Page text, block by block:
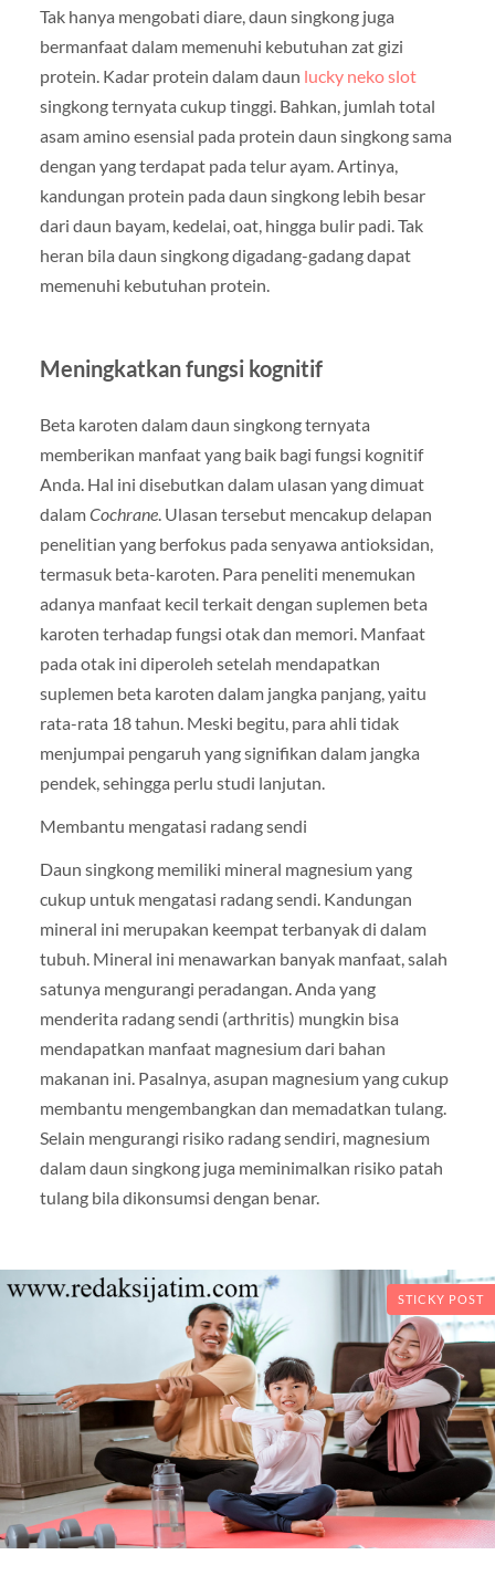
Tak hanya mengobati diare, daun singkong juga
bermanfaat dalam memenuhi kebutuhan zat gizi
protein. Kadar protein dalam daun lucky neko slot
singkong ternyata cukup tinggi. Bahkan, jumlah total
asam amino esensial pada protein daun singkong sama
dengan yang terdapat pada telur ayam. Artinya,
kandungan protein pada daun singkong lebih besar
dari daun bayam, kedelai, oat, hingga bulir padi. Tak
heran bila daun singkong digadang-gadang dapat
memenuhi kebutuhan protein.
Meningkatkan fungsi kognitif
Beta karoten dalam daun singkong ternyata
memberikan manfaat yang baik bagi fungsi kognitif
Anda. Hal ini disebutkan dalam ulasan yang dimuat
dalamCochrane. Ulasan tersebut mencakup delapan
penelitian yang berfokus pada senyawa antioksidan,
termasuk beta-karoten. Para peneliti menemukan
adanya manfaat kecil terkait dengan suplemen beta
karoten terhadap fungsi otak dan memori. Manfaat
pada otak ini diperoleh setelah mendapatkan
suplemen beta karoten dalam jangka panjang, yaitu
rata-rata 18 tahun. Meski begitu, para ahli tidak
menjumpai pengaruh yang signifikan dalam jangka
pendek, sehingga perlu studi lanjutan.
Membantu mengatasi radang sendi
Daun singkong memiliki mineral magnesium yang
cukup untuk mengatasi radang sendi. Kandungan
mineral ini merupakan keempat terbanyak di dalam
tubuh. Mineral ini menawarkan banyak manfaat, salah
satunya mengurangi peradangan. Anda yang
menderita radang sendi (arthritis) mungkin bisa
mendapatkan manfaat magnesium dari bahan
makanan ini. Pasalnya, asupan magnesium yang cukup
membantu mengembangkan dan memadatkan tulang.
Selain mengurangi risiko radang sendiri, magnesium
dalam daun singkong juga meminimalkan risiko patah
tulang bila dikonsumsi dengan benar.
STICKY POST